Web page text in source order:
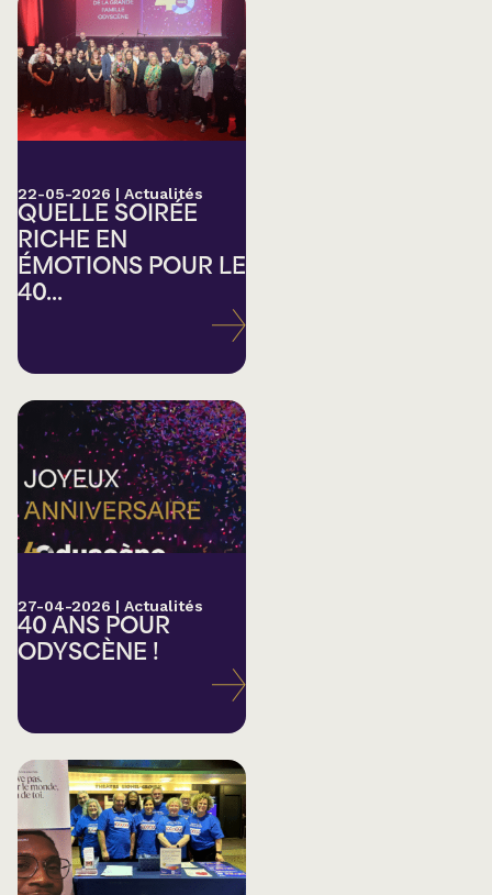
22-05-2026 | Actualités
QUELLE SOIRÉE
RICHE EN
ÉMOTIONS POUR LE
40...
27-04-2026 | Actualités
40 ANS POUR
ODYSCÈNE !